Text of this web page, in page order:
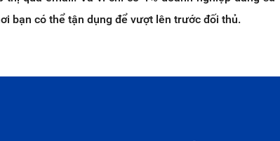
bạn có thể tận dụng để vượt lên trước đối thủ.